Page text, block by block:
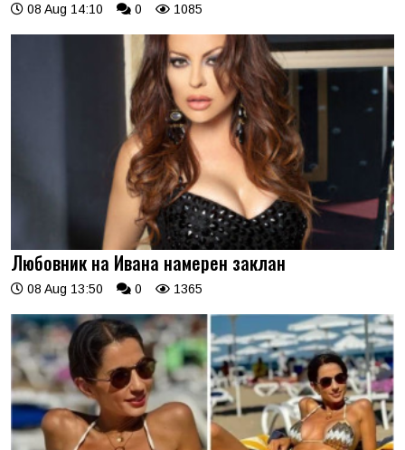
08 Aug 14:10 0 1085
Любовник на Ивана намерен заклан
08 Aug 13:50 0 1365